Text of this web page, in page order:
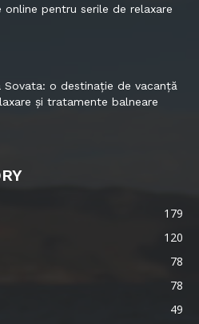
online pentru serile de relaxare
Sovata: o destinație de vacanță
și tratamente balneare
179
120
78
78
49